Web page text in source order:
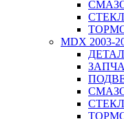
MDX 2003-